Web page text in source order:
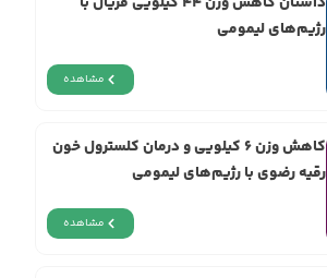
رژیم‌های لیمومی
مشاهده
کاهش وزن ۶ کیلویی و درمان کلسترول خون
رقیه رضوی با رژیم‌های لیمومی
مشاهده